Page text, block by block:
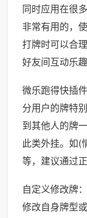
同时应用在很
非常有用的，
打牌时可以合
好友间互动乐趣
微乐跑得快插
分用户的牌特
到其他人的牌
此类外挂。如(
等，建议通过
自定义修改牌
修改自身牌型